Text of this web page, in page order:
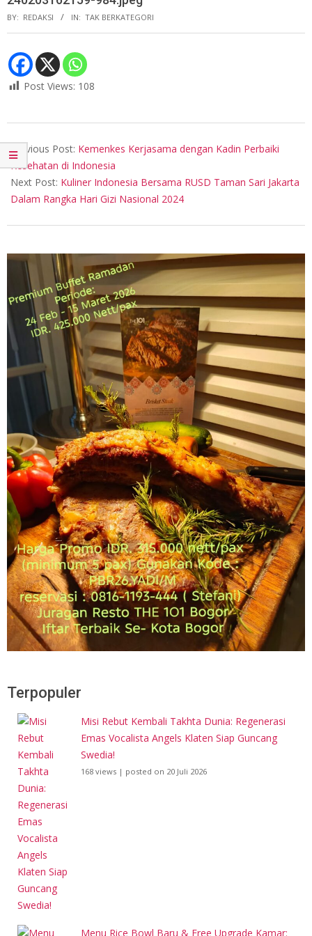
BY: REDAKSI IN: TAK BERKATEGORI
Post Views: 108
02-
03
Previous Post: Kemenkes Kerjasama dengan Kadin Perbaiki
Kesehatan di Indonesia
Next Post: Kuliner Indonesia Bersama RUSD Taman Sari Jakarta
Dalam Rangka Hari Gizi Nasional 2024
Terpopuler
Misi Rebut Kembali Takhta Dunia: Regenerasi
Emas Vocalista Angels Klaten Siap Guncang
Swedia!
168 views | posted on 20 Juli 2026
Menu Rice Bowl Baru & Free Upgrade Kamar: